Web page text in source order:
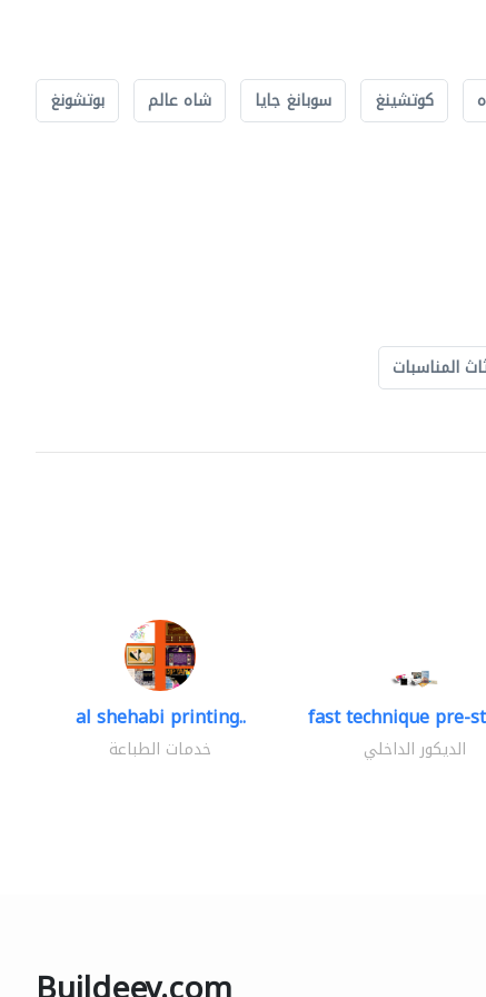
كوتشينغ سوبانغ جايا شاه عالم بوتشونغ
المناسبات
al shehabi printing..
خدمات الطباعة
fast technique pre-
الديكور الداخلي